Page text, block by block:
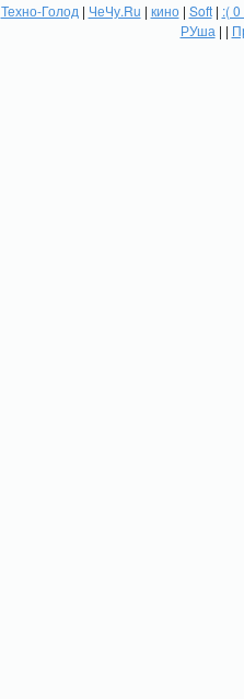
Техно-Голод | ЧеЧу.Ru | кино| Soft| :(
РУша | |